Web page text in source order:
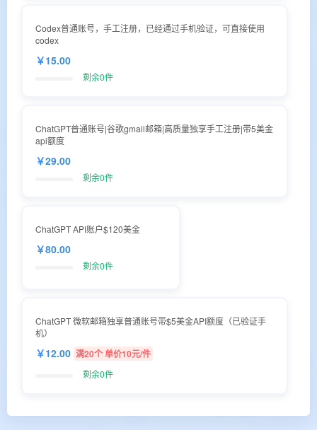
Codex普通账号，手工注册，已经通过手机验证，可直接使用
codex
￥15.00
剩余0件
ChatGPT普通账号|谷歌gmail邮箱|高质量独享手工注册|带5美金
api额度
￥29.00
剩余0件
ChatGPT API账户$120美金
￥80.00
剩余0件
ChatGPT 微软邮箱独享普通账号带$5美金API额度（已验证手
机）
￥12.00 满20个 单价10元/件
剩余0件